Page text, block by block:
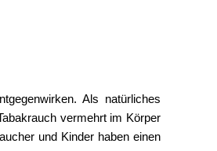
Als natürliches
vermehrt im Körper
und Kinder haben einen